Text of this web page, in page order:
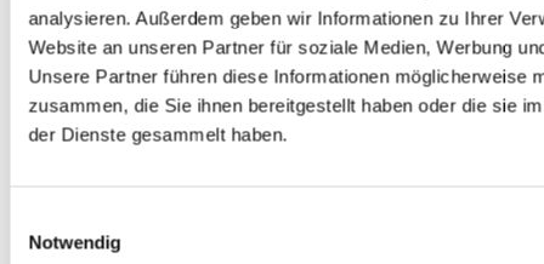
analysieren.Außerdem geben wir Informationen zu Ihrer
Website an unseren Partner für soziale Medien, Werbung
Unsere Partner führen diese Informationen möglicherweise
zusammen, die Sie ihnen bereitgestellt haben oder die sie
der Dienste gesammelt haben.
Notwendig